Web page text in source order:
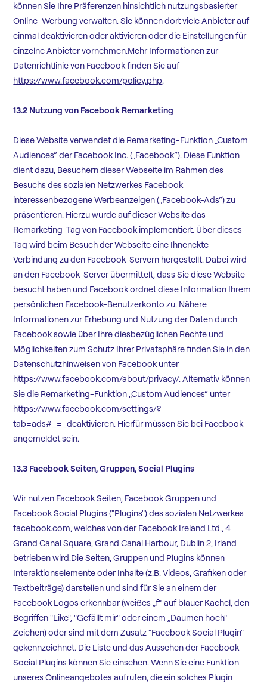
können Sie Ihre Präferenzen hinsichtlich nutzungsbasierter
Online-Werbung verwalten. Sie können dort viele Anbieter auf
einmal deaktivieren oder aktivieren oder die Einstellungen für
einzelne Anbieter vornehmen.Mehr Informationen zur
Datenrichtlinie von Facebook finden Sie auf
https://www.facebook.com/policy.php.
13.2 Nutzung von Facebook Remarketing
Diese Website verwendet die Remarketing-Funktion „Custom
Audiences“ der Facebook Inc. („Facebook“). Diese Funktion
dient dazu, Besuchern dieser Webseite im Rahmen des
Besuchs des sozialen Netzwerkes Facebook
interessenbezogene Werbeanzeigen („Facebook-Ads“) zu
präsentieren. Hierzu wurde auf dieser Website das
Remarketing-Tag von Facebook implementiert. Über dieses
Tag wird beim Besuch der Webseite eine Ihnenekte
Verbindung zu den Facebook-Servern hergestellt. Dabei wird
an den Facebook-Server übermittelt, dass Sie diese Website
besucht haben und Facebook ordnet diese Information Ihrem
persönlichen Facebook-Benutzerkonto zu. Nähere
Informationen zur Erhebung und Nutzung der Daten durch
Facebook sowie über Ihre diesbezüglichen Rechte und
Möglichkeiten zum Schutz Ihrer Privatsphäre finden Sie in den
Datenschutzhinweisen von Facebook unter
https://www.facebook.com/about/privacy/. Alternativ können
Sie die Remarketing-Funktion „Custom Audiences“ unter
https://www.facebook.com/settings/?
tab=ads#_=_deaktivieren. Hierfür müssen Sie bei Facebook
angemeldet sein.
13.3 Facebook Seiten, Gruppen, Social Plugins
Wir nutzen Facebook Seiten, Facebook Gruppen und
Facebook Social Plugins ("Plugins") des sozialen Netzwerkes
facebook.com, welches von der Facebook Ireland Ltd., 4
Grand Canal Square, Grand Canal Harbour, Dublin 2, Irland
betrieben wird.Die Seiten, Gruppen und Plugins können
Interaktionselemente oder Inhalte (z.B. Videos, Grafiken oder
Textbeiträge) darstellen und sind für Sie an einem der
Facebook Logos erkennbar (weißes „f“ auf blauer Kachel, den
Begriffen "Like", "Gefällt mir" oder einem „Daumen hoch“-
Zeichen) oder sind mit dem Zusatz "Facebook Social Plugin"
gekennzeichnet. Die Liste und das Aussehen der Facebook
Social Plugins können Sie einsehen. Wenn Sie eine Funktion
unseres Onlineangebotes aufrufen, die ein solches Plugin